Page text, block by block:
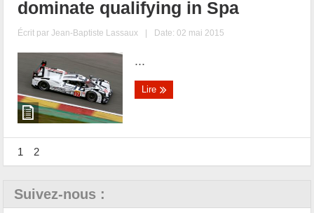
dominate qualifying in Spa
Écrit parJean-Baptiste Lassaux | Date: 02 mai 2015
...
Lire
1 2
Suivez-nous :